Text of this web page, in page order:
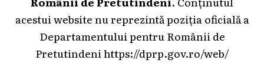
acestui website nu reprezintă poziția oficială a
Departamentului pentru Românii de
Pretutindeni https://dprp.gov.ro/web/